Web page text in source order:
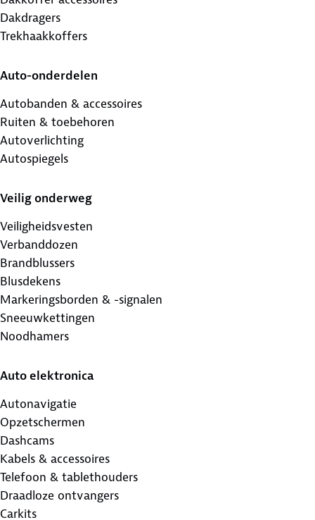
Dakdragers
Trekhaakkoffers
Auto-onderdelen
Autobanden & accessoires
Ruiten & toebehoren
Autoverlichting
Autospiegels
Veilig onderweg
Veiligheidsvesten
Verbanddozen
Brandblussers
Blusdekens
Markeringsborden & -signalen
Sneeuwkettingen
Noodhamers
Auto elektronica
Autonavigatie
Opzetschermen
Dashcams
Kabels & accessoires
Telefoon & tablethouders
Draadloze ontvangers
Carkits